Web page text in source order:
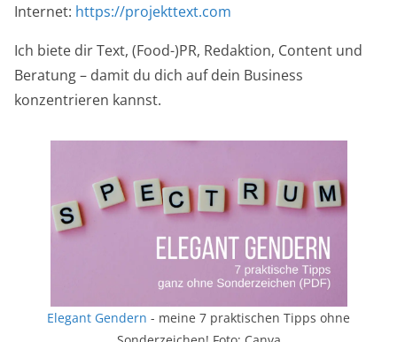
Internet: https://projekttext.com
Ich biete dir Text, (Food-)PR, Redaktion, Content und
Beratung – damit du dich auf dein Business
konzentrieren kannst.
Elegant Gendern - meine 7 praktischen Tipps ohne